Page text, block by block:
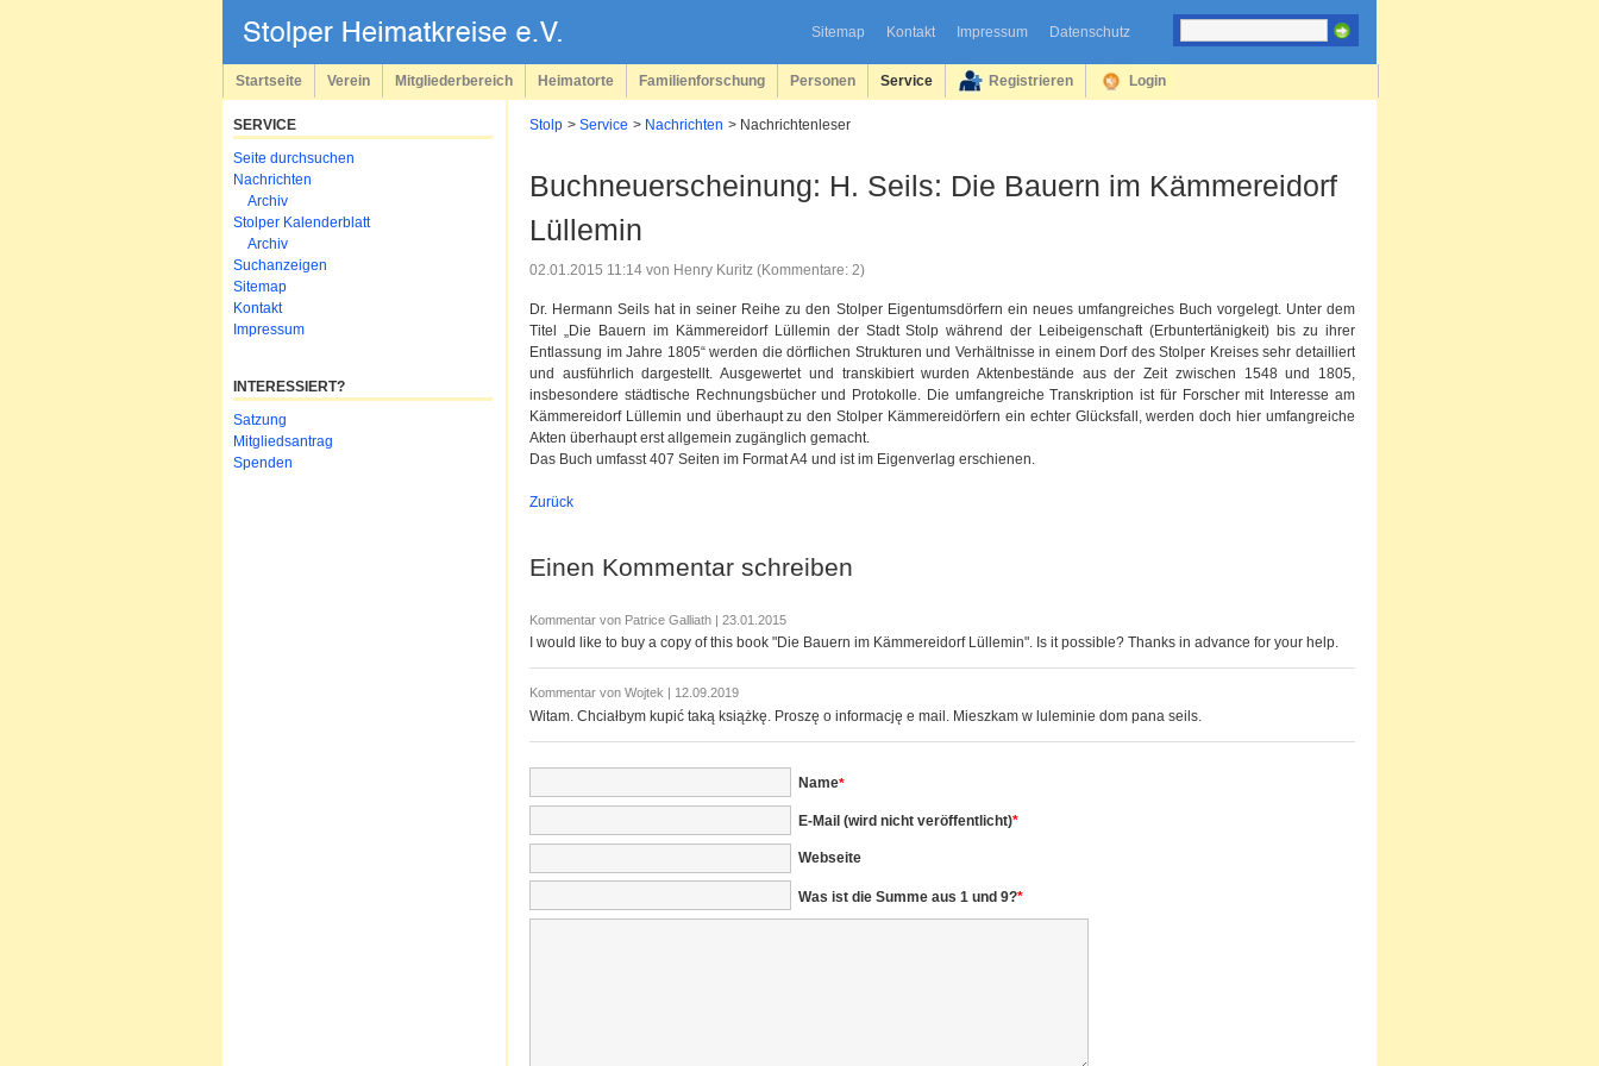
Sitemap Kontakt Impressum Datenschutz
überspringen
Startseite Verein Mitgliederbereich Heimatorte Familienforschung Personen Service Registrieren Login
Stolp Service Nachrichten Nachrichtenleser
Buchneuerscheinung: H. Seils: Die Bauern im Kämmereidorf
Lüllemin
02.01.2015 11:14 von Henry Kuritz (Kommentare: 2)
Dr. Hermann Seils hat in seiner Reihe zu den Stolper Eigentumsdörfern ein neues umfangreiches Buch vorgelegt. Unter dem
Titel „Die Bauern im Kämmereidorf Lüllemin der Stadt Stolp während der Leibeigenschaft (Erbuntertänigkeit) bis zu ihrer
Entlassung im Jahre 1805“ werden die dörflichen Strukturen und Verhältnisse in einem Dorf des Stolper Kreises sehr detailliert
und ausführlich dargestellt. Ausgewertet und transkibiert wurden Aktenbestände aus der Zeit zwischen 1548 und 1805,
insbesondere städtische Rechnungsbücher und Protokolle. Die umfangreiche Transkription ist für Forscher mit Interesse am
Kämmereidorf Lüllemin und überhaupt zu den Stolper Kämmereidörfern ein echter Glücksfall, werden doch hier umfangreiche
Akten überhaupt erst allgemein zugänglich gemacht.
Das Buch umfasst 407 Seiten im Format A4 und ist im Eigenverlag erschienen.
Zurück
Einen Kommentar schreiben
Kommentar von Patrice Galliath | 23.01.2015
I would like to buy a copy of this book "Die Bauern im Kämmereidorf Lüllemin". Is it possible? Thanks in advance for your help.
Kommentar von Wojtek | 12.09.2019
Witam. Chciałbym kupić taką książkę. Proszę o informację e mail. Mieszkam w luleminie dom pana seils.
Pflichtfeld
Name*
E-Mail (wird nicht veröffentlicht)*
Webseite
Was ist die Summe aus 1 und 9?*
SERVICE
Navigation
überspringen
Seite durchsuchen
Nachrichten
Archiv
Stolper Kalenderblatt
Archiv
Suchanzeigen
Sitemap
Kontakt
Impressum
INTERESSIERT?
Navigation
überspringen
Satzung
Mitgliedsantrag
Spenden